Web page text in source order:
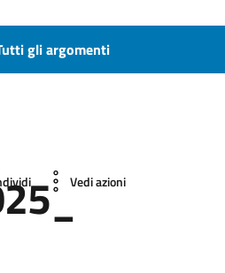
gli argomenti
Vedi azioni